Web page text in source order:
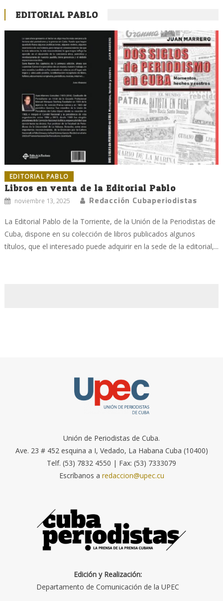
EDITORIAL PABLO
EDITORIAL PABLO
Libros en venta de la Editorial Pablo
noviembre 13, 2025 Redacción Cubaperiodistas
La Editorial Pablo de la Torriente, de la Unión de la Periodistas de
Cuba, dispone en su colección de libros publicados algunos
títulos, que el interesado puede adquirir en la sede de la editorial,...
Unión de Periodistas de Cuba.
Ave. 23 # 452 esquina a I, Vedado, La Habana Cuba (10400)
Telf. (53) 7832 4550 | Fax: (53) 7333079
Escríbanos a redaccion@upec.cu
Edición y Realización:
Departamento de Comunicación de la UPEC